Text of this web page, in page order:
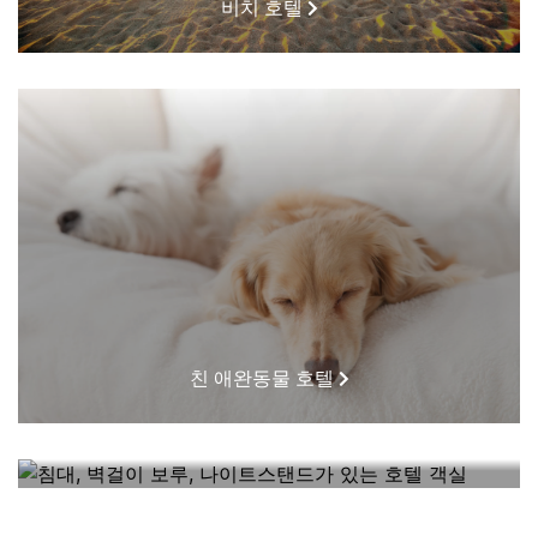
비치 호텔
친 애완동물 호텔